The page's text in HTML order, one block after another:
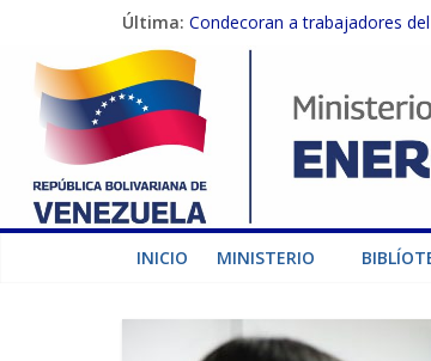
Última: Condecoran a trabajadores
Gobierno Nacional coordina
Inspeccionan trabajos de
Gobierno Nacional activa
Termocarabobo recupera el
INICIO MINISTERIO